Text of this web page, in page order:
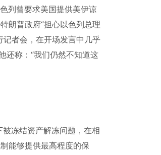
列曾要求美国提供美伊谅
朗普政府“担心以色列总理
者会，在开场发言中几乎
还称：“我们仍然不知道这
冻结资产解冻问题，在相
能够提供最高程度的保